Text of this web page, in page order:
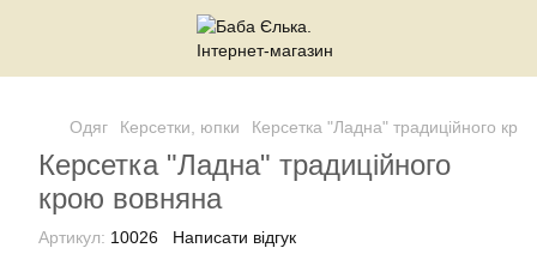
Одяг Керсетки, юпки Керсетка "Ладна" традиційного
Керсетка "Ладна" традиційного
крою вовняна
Артикул: 10026 Написати відгук